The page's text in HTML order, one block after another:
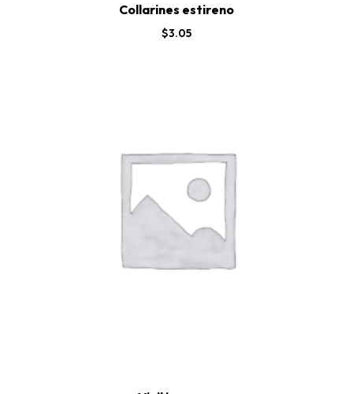
Collarines estireno
$3.05